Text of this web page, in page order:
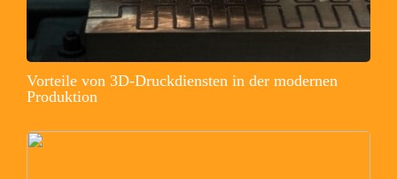
Vorteile von 3D-Druckdiensten in der modernen
Produktion